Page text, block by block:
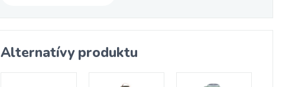
Alternatívy produktu